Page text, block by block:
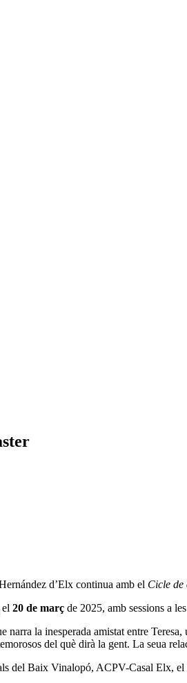
d’Elx continua amb el Cicle de
20 de març de 2025, amb sessions a
narra la inesperada amistat entre
del què dirà la gent. La seua
del Baix Vinalopó, ACPV-Casal Elx,